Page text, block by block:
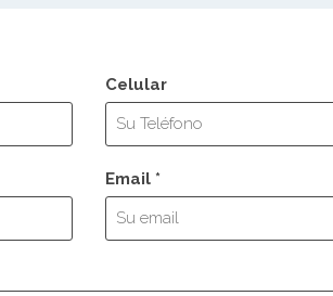
Celular
Email *